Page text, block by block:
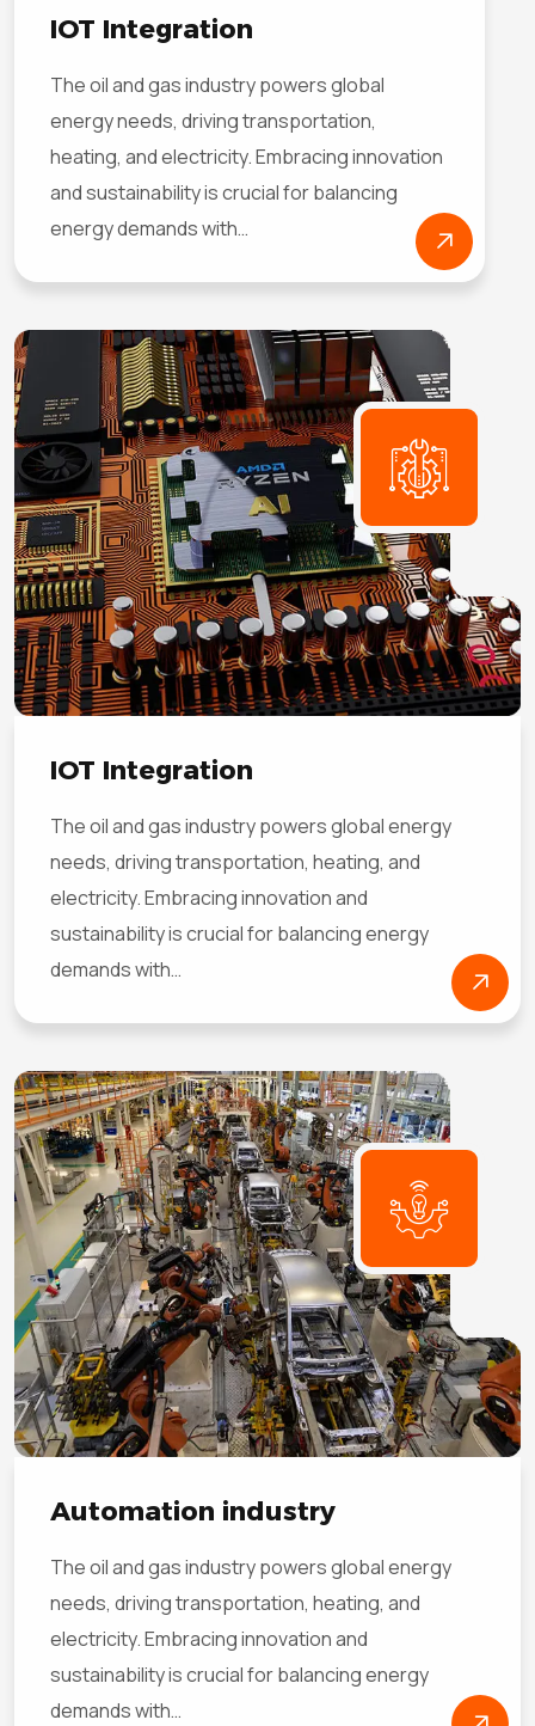
IOT Integration
The oil and gas industry powers global
energy needs, driving transportation,
heating, and electricity. Embracing innovation
and sustainability is crucial for balancing
energy demands with…
IOT Integration
The oil and gas industry powers global energy
needs, driving transportation, heating, and
electricity. Embracing innovation and
sustainability is crucial for balancing energy
demands with…
Automation industry
The oil and gas industry powers global energy
needs, driving transportation, heating, and
electricity. Embracing innovation and
sustainability is crucial for balancing energy
demands with…